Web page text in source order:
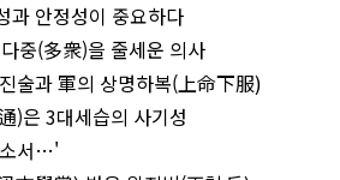
과 안정성이 중요하다
중(多衆)을 줄세운 의사
술과 軍의 상명하복(上命下服)
)은 3대세습의 사기성
소서…'